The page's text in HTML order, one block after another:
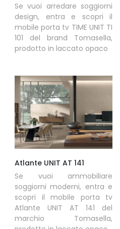
Se vuoi arredare soggiorni
design, entra e scopri il
mobile porta tv TIME UNIT TI
101 del brand Tomasella,
prodotto in laccato opaco
Atlante UNIT AT 141
Se vuoi ammobiliare
soggiorni moderni, entra e
scopri il mobile porta tv
Atlante UNIT AT 141 del
marchio Tomasella,